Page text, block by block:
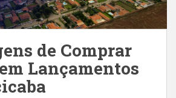
de Comprar
Lançamentos